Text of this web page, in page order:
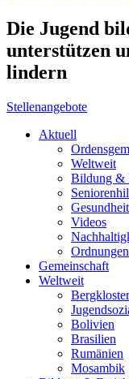
Die Jugend
unterstützen
lindern
Stellenangebote
Aktuell
Weltweit
Bildung &
Videos
Ordnungen
Gemeinschaft
Weltweit
Bolivien
Brasilien
Rumänien
Mosambik